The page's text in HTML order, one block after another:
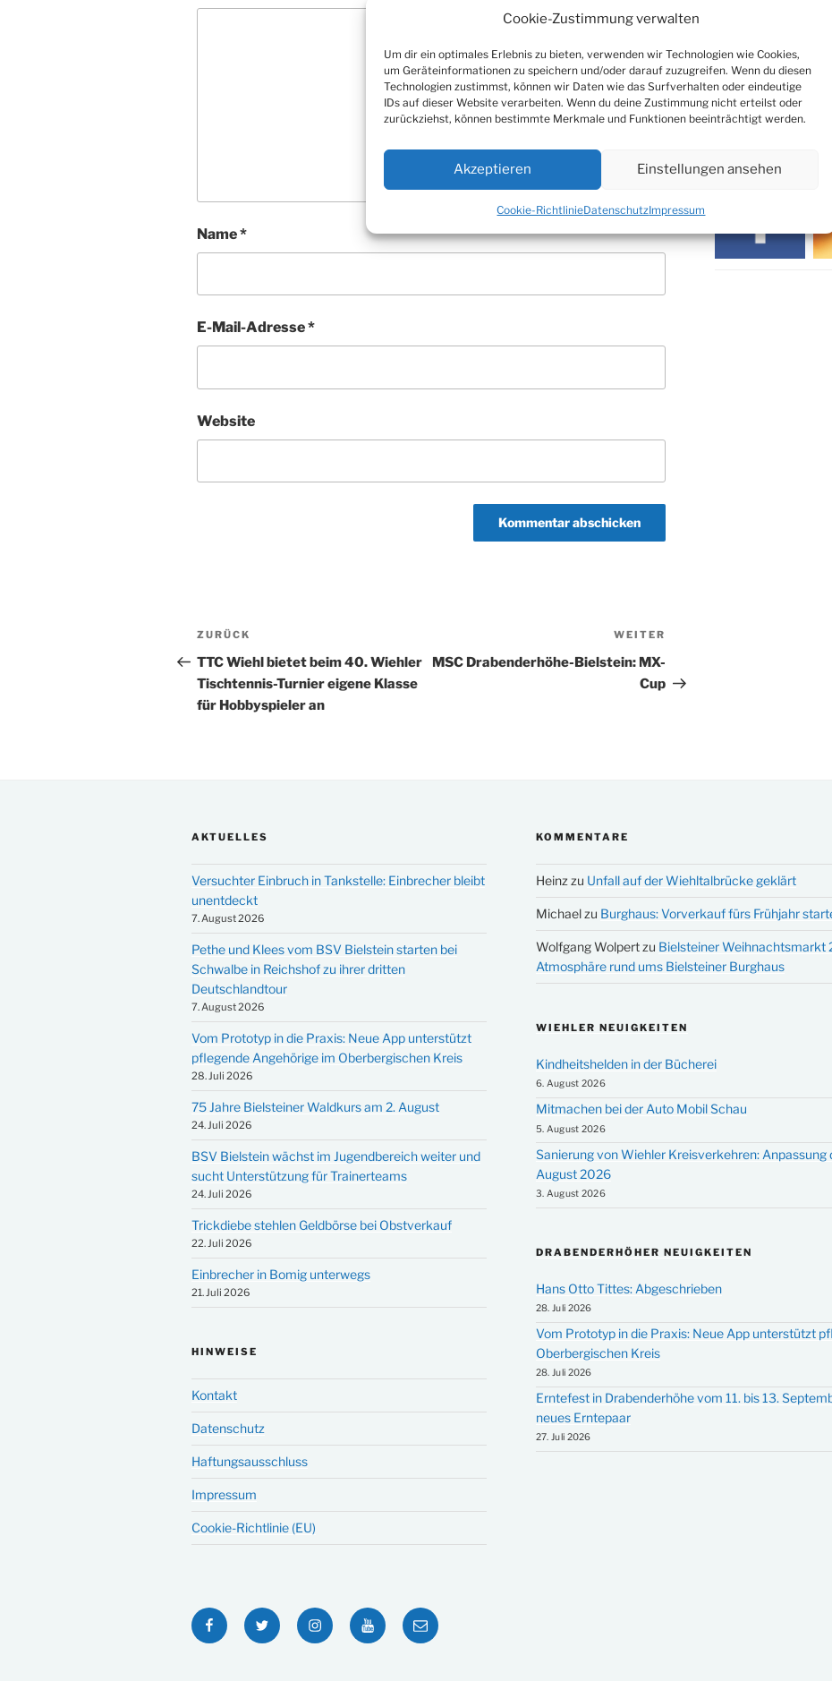
Cookie-Zustimmung verwalten
Um dir ein optimales Erlebnis zu bieten, verwenden wir Technologien wie Cookies,
um Geräteinformationen zu speichern und/oder darauf zuzugreifen. Wenn du diesen
Technologien zustimmst, können wir Daten wie das Surfverhalten oder eindeutige
IDs auf dieser Website verarbeiten. Wenn du deine Zustimmung nicht erteilst oder
zurückziehst, können bestimmte Merkmale und Funktionen beeinträchtigt werden.
Akzeptieren Einstellungen ansehen
Cookie-RichtlinieDatenschutzImpressum
Name*
E-Mail-Adresse*
Website
Beitragsnavigation
Vorheriger
Beitrag
ZURÜCK
TTC Wiehl bietet beim 40. Wiehler
Tischtennis-Turnier eigene Klasse
für Hobbyspieler an
WEITER
MSC Drabenderhöhe-Bielstein: MX-
Cup
Archiv
AKTUELLES
Versuchter Einbruch in Tankstelle: Einbrecher bleibt
unentdeckt
7. August 2026
Pethe und Klees vom BSV Bielstein starten bei
Schwalbe in Reichshof zu ihrer dritten
Deutschlandtour
7. August 2026
Vom Prototyp in die Praxis: Neue App unterstützt
pflegende Angehörige im Oberbergischen Kreis
28. Juli 2026
75 Jahre Bielsteiner Waldkurs am 2. August
24. Juli 2026
BSV Bielstein wächst im Jugendbereich weiter und
sucht Unterstützung für Trainerteams
24. Juli 2026
Trickdiebe stehlen Geldbörse bei Obstverkauf
22. Juli 2026
Einbrecher in Bomig unterwegs
21. Juli 2026
HINWEISE
Kontakt
Datenschutz
Haftungsausschluss
Impressum
Cookie-Richtlinie (EU)
KOMMENTARE
Heinz zu Unfall auf der Wiehltalbrücke geklärt
Michaelzu Burghaus: Vorverkauf fürs Frühjahr
Wolfgang Wolpertzu Bielsteiner Weihnachtsmarkt
Atmosphäre rund ums Bielsteiner Burghaus
WIEHLER NEUIGKEITEN
Kindheitshelden in der Bücherei
6. August 2026
Mitmachen bei der Auto Mobil Schau
5. August 2026
Sanierung von Wiehler Kreisverkehren: Anpassung
August 2026
3. August 2026
DRABENDERHÖHER NEUIGKEITEN
Hans Otto Tittes: Abgeschrieben
28. Juli 2026
Vom Prototyp in die Praxis: Neue App unterstützt
Oberbergischen Kreis
28. Juli 2026
Erntefest in Drabenderhöhe vom 11. bis 13.
neues Erntepaar
27. Juli 2026
FacebookTwitter InstagramYouTubeE-
Mail